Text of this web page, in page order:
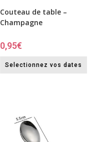
Couteau de table –
Champagne
0,95€
Selectionnez vos dates